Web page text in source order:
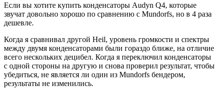
Если вы хотите купить конденсаторы Audyn Q4, которые
звучат довольно хорошо по сравнению с Mundorfs, но в 4 раза
дешевле.
Когда я сравнивал другой Heil, уровень громкости и спектры
между двумя конденсаторами были гораздо ближе, на отличие
всего нескольких децибел. Когда я переключил конденсаторы
с одной стороны на другую и снова проверил результат, чтобы
убедиться, не является ли один из Mundorfs бендером,
результаты не изменились.